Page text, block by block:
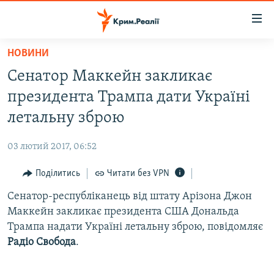
Перейти
основного
матеріалу
Перейти
до
основної
Перейти
пошуку
ВОДА.КРИМ
ВІДЕО ТА ФОТО
БЛОГИ
ПОГЛЯД
ІНТЕРВ'Ю
СПЕЦПРОЕКТИ
НОВИНИ
Сенатор Маккейн закликає
президента Трампа дати Україні
летальну зброю
03 лютий 2017, 06:52
Поділитись Читати без VPN
Сенатор-республіканець від штату Арізона Джон
Маккейн закликає президента США Дональда
Трампа надати Україні летальну зброю, повідомляє
Радіо Свобода.